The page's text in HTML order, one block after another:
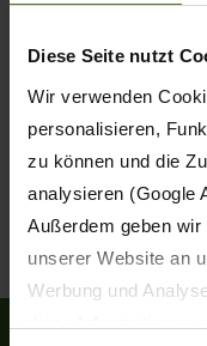
Diese Seite nutzt
Wir verwenden
personalisieren,
zu können und die
analysieren (Google
Außerdem geben
unserer Website an
Werbung und